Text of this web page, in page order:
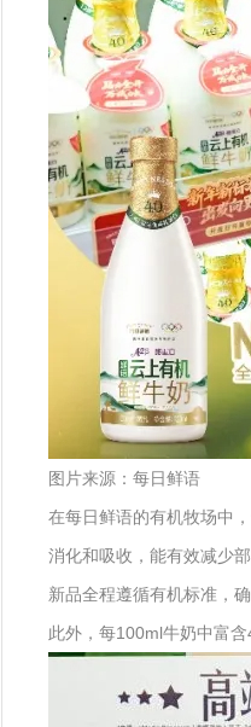
图片来源：每日鲜语
在每日鲜语的有机牧场中
消化和吸收，能有效减少
新品全程遵循有机标准，
此外，每100ml牛奶中富